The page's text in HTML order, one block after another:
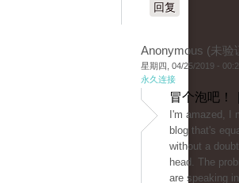
回复
Anonymous (未验
星期四, 04/25/2019 -
永久连接
冒个泡吧！
I'm amazed, I
blog that's
without a
head. The
are speaking